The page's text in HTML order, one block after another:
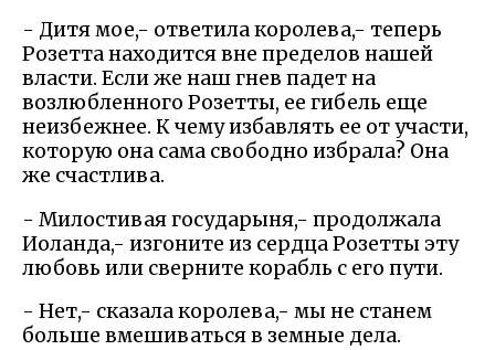
- Дитя мое,- ответила королева,- теперь
Розетта находится вне пределов нашей
власти. Если же наш гнев падет на
возлюбленного Розетты, ее гибель еще
неизбежнее. К чему избавлять ее от участи,
которую она сама свободно избрала? Она
же счастлива.
- Милостивая государыня,- продолжала
Иоланда,- изгоните из сердца Розетты эту
любовь или сверните корабль с его пути.
- Нет,- сказала королева,- мы не станем
больше вмешиваться в земные дела.